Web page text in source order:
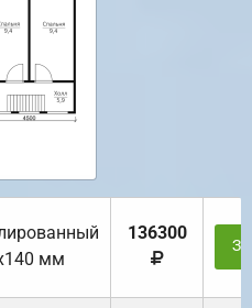
мм
136300